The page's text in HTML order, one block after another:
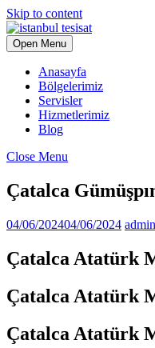
Skip to content
Open Menu
Anasayfa
Bölgelerimiz
Servisler
Hizmetlerimiz
Blog
Close Menu
Çatalca
04/06/202404/06/2024 admin
Çatalca Atatürk
Çatalca Atatürk
Çatalca Atatürk